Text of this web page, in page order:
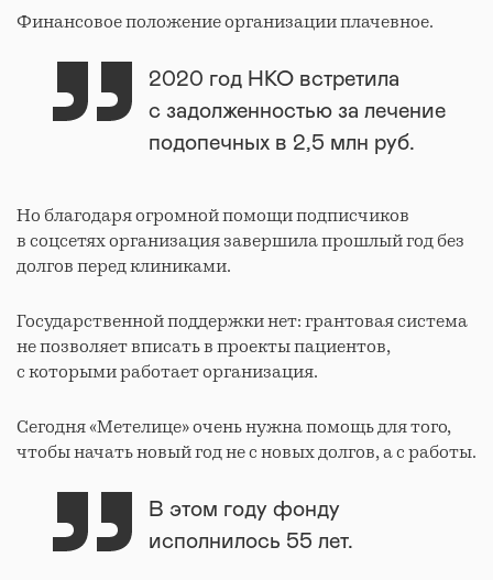
Финансовое положение организации плачевное.
2020 год НКО встретила
с задолженностью за лечение
подопечных в 2,5 млн руб.
Но благодаря огромной помощи подписчиков
в соцсетях организация завершила прошлый год без
долгов перед клиниками.
Государственной поддержки нет: грантовая система
не позволяет вписать в проекты пациентов,
с которыми работает организация.
Сегодня «Метелице» очень нужна помощь для того,
чтобы начать новый год не с новых долгов, а с работы.
В этом году фонду
исполнилось 55 лет.